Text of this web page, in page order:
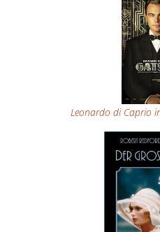
Leonardo di Caprio